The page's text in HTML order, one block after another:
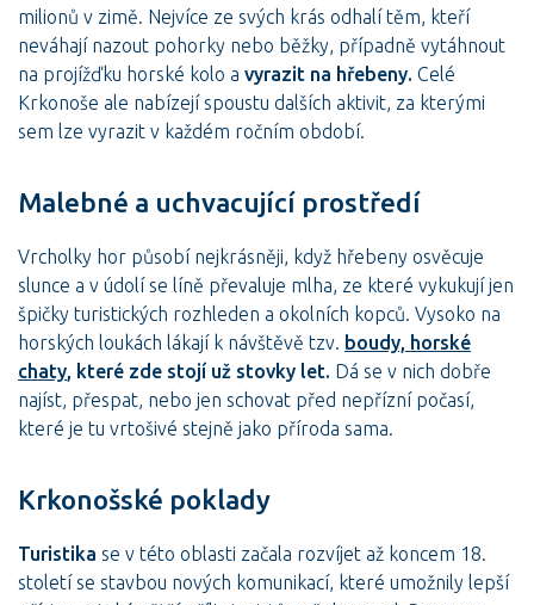
milionů v zimě. Nejvíce ze svých krás odhalí těm, kteří
neváhají nazout pohorky nebo běžky, případně vytáhnout
na projížďku horské kolo a vyrazit na hřebeny. Celé
Krkonoše ale nabízejí spoustu dalších aktivit, za kterými
sem lze vyrazit v každém ročním období.
Malebné a uchvacující prostředí
Vrcholky hor působí nejkrásněji, když hřebeny osvěcuje
slunce a v údolí se líně převaluje mlha, ze které vykukují jen
špičky turistických rozhleden a okolních kopců. Vysoko na
horských loukách lákají k návštěvě tzv. boudy, horské
chaty, které zde stojí už stovky let. Dá se v nich dobře
najíst, přespat, nebo jen schovat před nepřízní počasí,
které je tu vrtošivé stejně jako příroda sama.
Krkonošské poklady
Turistika se v této oblasti začala rozvíjet až koncem 18.
století se stavbou nových komunikací, které umožnily lepší